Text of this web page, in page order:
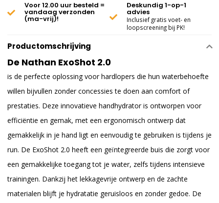
Voor 12.00 uur besteld =
vandaag verzonden
(ma-vrij)!
Deskundig 1-op-1
advies
Inclusief gratis voet- en
loopscreening bij PK!
Productomschrijving
De Nathan ExoShot 2.0
is de perfecte oplossing voor hardlopers die hun waterbehoefte
willen bijvullen zonder concessies te doen aan comfort of
prestaties. Deze innovatieve handhydrator is ontworpen voor
efficiëntie en gemak, met een ergonomisch ontwerp dat
gemakkelijk in je hand ligt en eenvoudig te gebruiken is tijdens je
run. De ExoShot 2.0 heeft een geïntegreerde buis die zorgt voor
een gemakkelijke toegang tot je water, zelfs tijdens intensieve
trainingen. Dankzij het lekkagevrije ontwerp en de zachte
materialen blijft je hydratatie geruisloos en zonder gedoe. De